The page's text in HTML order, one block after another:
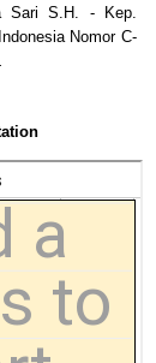
Sari S.H. - Kep.
Nomor C-
.